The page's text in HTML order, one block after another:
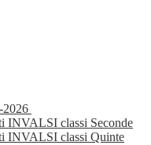
2026
INVALSI classi Seconde
INVALSI classi Quinte